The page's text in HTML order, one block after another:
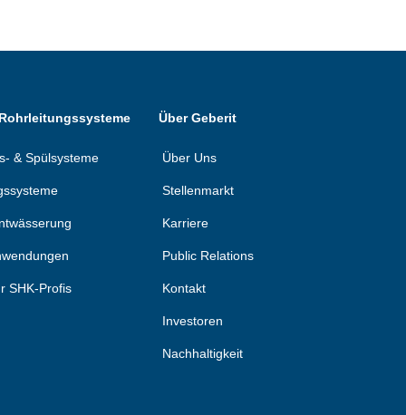
& Spülsysteme
SHK-Profis
Über Geberit
Über Uns
Stellenmarkt
Karriere
Public Relations
Kontakt
Investoren
Nachhaltigkeit